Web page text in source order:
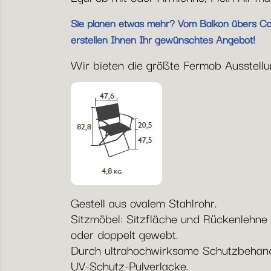
Sie planen etwas mehr? Vom Balkon übers
erstellen Ihnen Ihr gewünschtes Angebot!
Wir bieten die größte Fermob
Gestell aus ovalem Stahlrohr.
Sitzmöbel: Sitzfläche und
oder doppelt gewebt.
Durch ultrahochwirksame
UV-Schutz-Pulverlacke.